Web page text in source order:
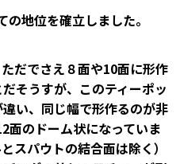
地位を確立しました。
だでさえ８面や10面に形作
そうすが、このティーポッ
い、同じ幅で形作るのが非
面のドーム状になっていま
スパウトの結合面は除く）